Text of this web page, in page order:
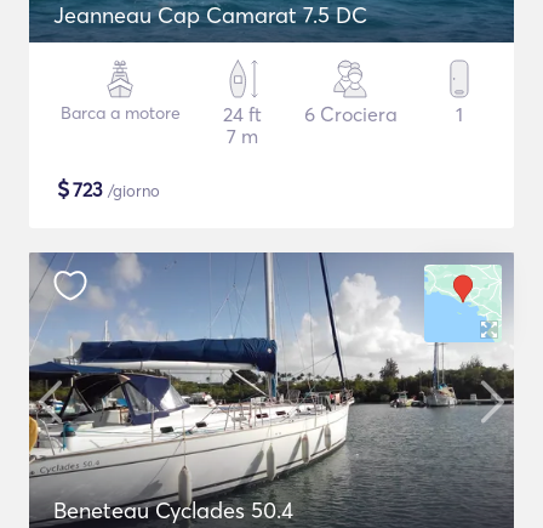
Jeanneau Cap Camarat 7.5 DC
Barca a motore
24 ft
7 m
6 Crociera 1
$723 /giorno
Beneteau Cyclades 50.4